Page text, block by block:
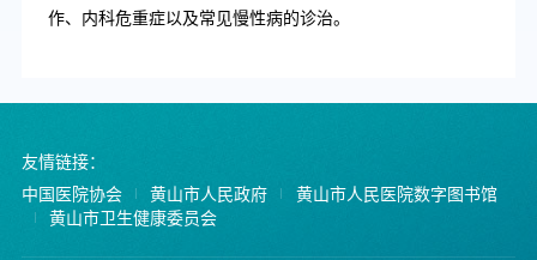
作、内科危重症以及常见慢性病的诊治。
友情链接：
中国医院协会
黄山市人民政府
黄山市人民医院数字图书馆
黄山市卫生健康委员会